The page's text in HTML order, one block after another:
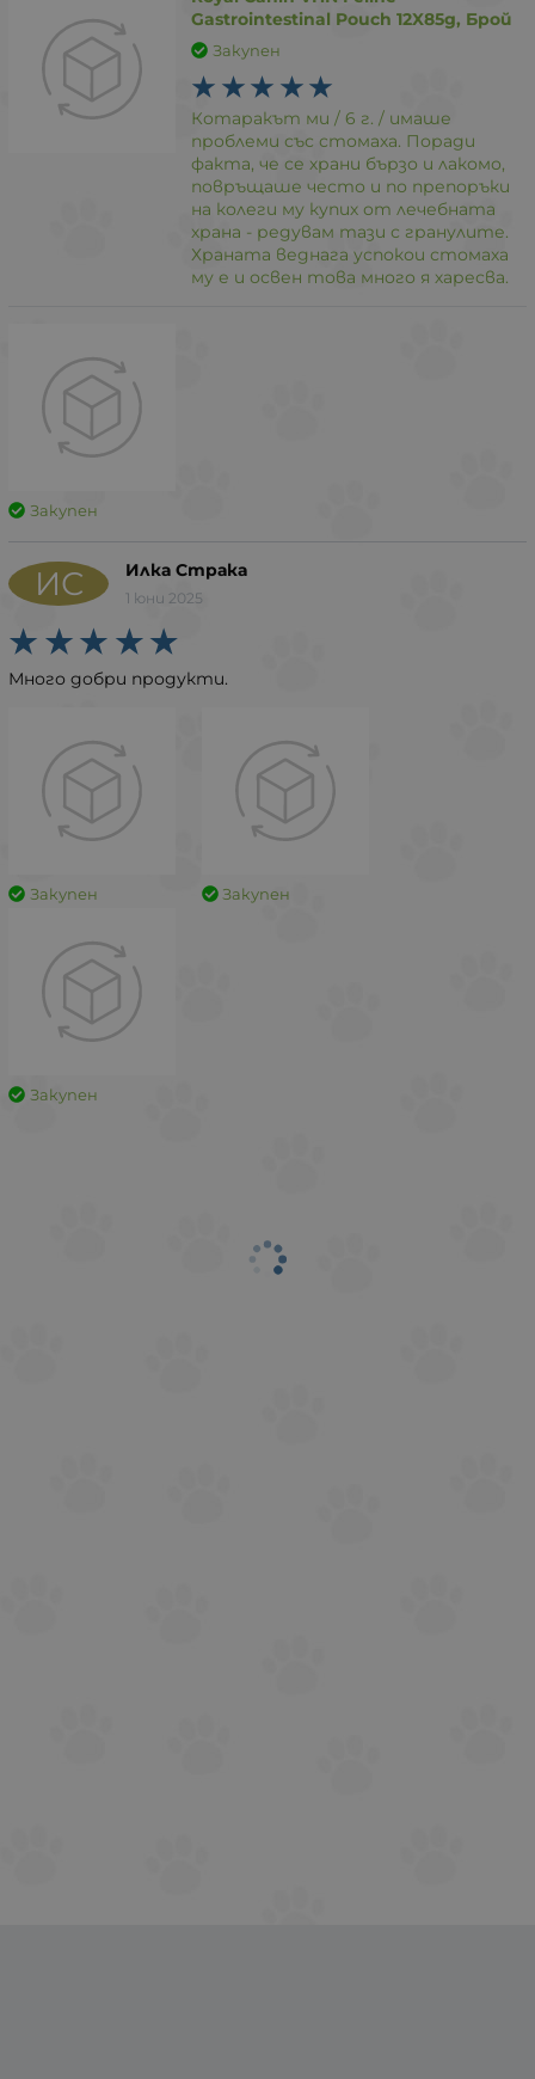
Gastrointestinal Pouch 12X85g, Брой
Закупен
Котаракът ми / 6 г. / имаше
проблеми със стомаха. Поради
факта, че се храни бързо и лакомо,
повръщаше често и по препоръки
на колеги му купих от лечебната
храна - редувам тази с гранулите.
Храната веднага успокои стомаха
му е и освен това много я харесва.
Закупен
ИС Илка Страка
1 юни 2025
Много добри продукти.
Закупен Закупен
Закупен